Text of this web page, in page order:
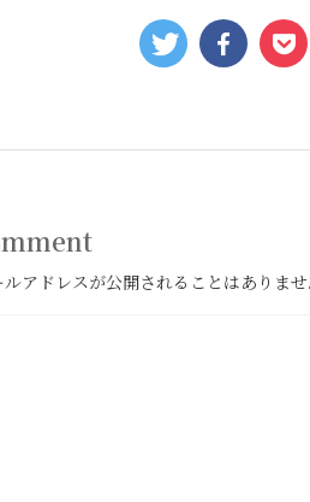
ルアドレスが公開されることはありませ